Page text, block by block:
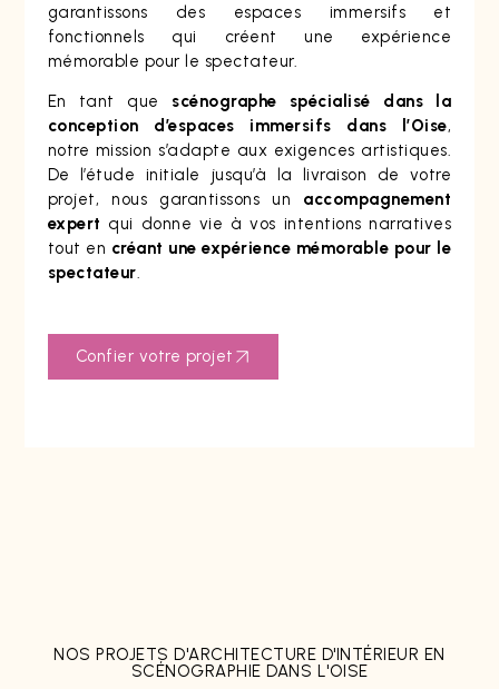
garantissons des espaces immersifs et
fonctionnels qui créent une expérience
mémorable pour le spectateur.
En tant que scénographe spécialisé dans la
conception d’espaces immersifs dans l’Oise,
notre mission s’adapte aux exigences artistiques.
De l’étude initiale jusqu’à la livraison de votre
projet, nous garantissons un accompagnement
expert qui donne vie à vos intentions narratives
tout en créant une expérience mémorable pour le
spectateur.
Confier votre projet
NOS PROJETS D'ARCHITECTURE D'INTÉRIEUR EN
SCÉNOGRAPHIE DANS L'OISE